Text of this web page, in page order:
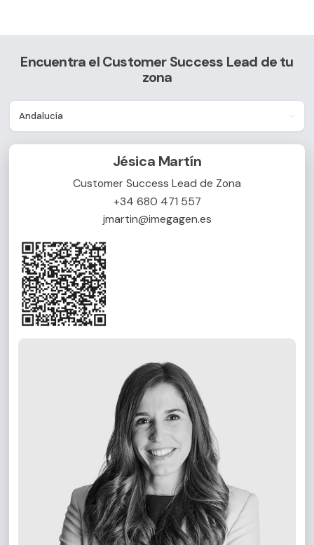
Encuentra el Customer Success Lead de tu
zona
Jésica Martín
Customer Success Lead de Zona
+34 680 471 557
jmartin@imegagen.es